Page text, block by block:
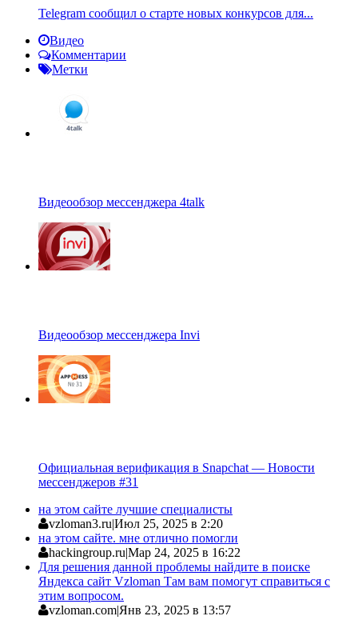
Telegram сообщил о старте новых конкурсов для...
Видео
Комментарии
Метки
Видеообзор мессенджера 4talk
Видеообзор мессенджера Invi
Официальная верификация в Snapchat — Новости
мессенджеров #31
на этом сайте лучшие специалисты
vzloman3.ru|Июл 25, 2025 в 2:20
на этом сайте. мне отлично помогли
hackingroup.ru|Мар 24, 2025 в 16:22
Для решения данной проблемы найдите в поиске
Яндекса сайт Vzloman Там вам помогут справиться с
этим вопросом.
vzloman.com|Янв 23, 2025 в 13:57